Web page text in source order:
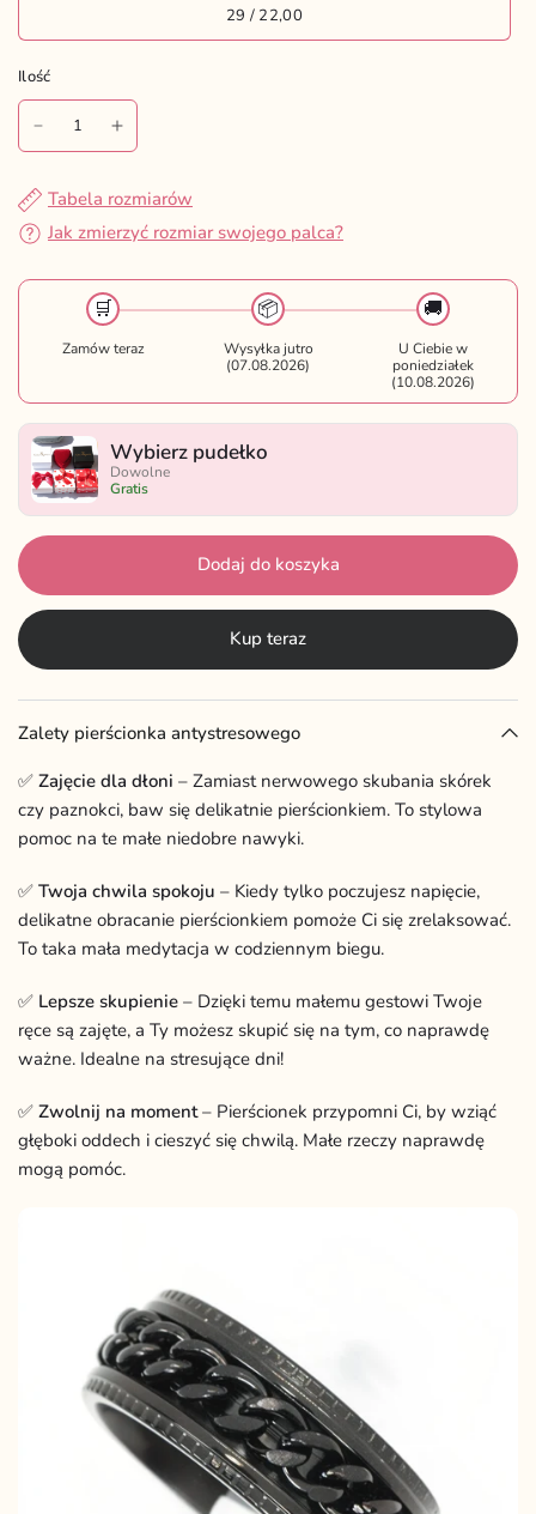
29 / 22,00
Ilość
Tabela rozmiarów
Jak zmierzyć rozmiar swojego palca?
🛒
Zamów teraz
📦
Wysyłka jutro
(07.08.2026)
🚚
U Ciebie w
poniedziałek
(10.08.2026)
Wybierz pudełko
Dowolne
Gratis
Dodaj do koszyka
Kup teraz
Zalety pierścionka antystresowego
✅Zajęcie dla dłoni – Zamiast nerwowego skubania skórek
czy paznokci, baw się delikatnie pierścionkiem. To stylowa
pomoc na te małe niedobre nawyki.
✅Twoja chwila spokoju – Kiedy tylko poczujesz napięcie,
delikatne obracanie pierścionkiem pomoże Ci się zrelaksować.
To taka mała medytacja w codziennym biegu.
✅ Lepsze skupienie – Dzięki temu małemu gestowi Twoje
ręce są zajęte, a Ty możesz skupić się na tym, co naprawdę
ważne. Idealne na stresujące dni!
✅Zwolnij na moment– Pierścionek przypomni Ci, by wziąć
głęboki oddech i cieszyć się chwilą. Małe rzeczy naprawdę
mogą pomóc.